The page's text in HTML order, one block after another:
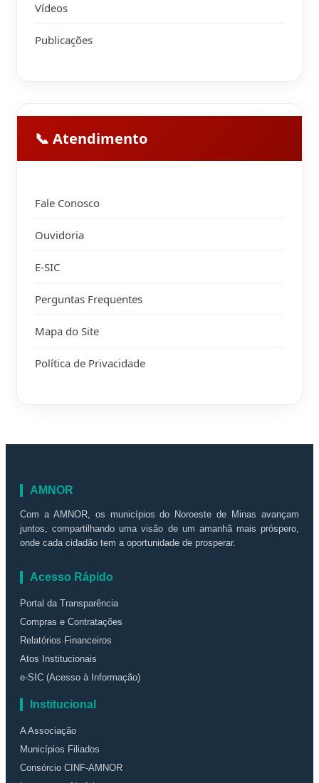
Vídeos
Publicações
📞 Atendimento
Fale Conosco
Ouvidoria
E-SIC
Perguntas Frequentes
Mapa do Site
Política de Privacidade
AMNOR
Com a AMNOR, os municípios do Noroeste de Minas avançam
juntos, compartilhando uma visão de um amanhã mais próspero,
onde cada cidadão tem a oportunidade de prosperar.
Acesso Rápido
Portal da Transparência
Compras e Contratações
Relatórios Financeiros
Atos Institucionais
e-SIC (Acesso à Informação)
Institucional
A Associação
Municípios Filiados
Consórcio CINF-AMNOR